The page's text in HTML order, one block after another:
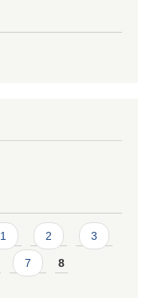
1 2 3
7 8